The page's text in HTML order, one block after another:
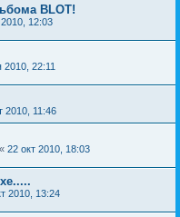
BLOT!
12:03
2010, 22:11
2010, 11:46
« 22 окт 2010, 18:03
2010, 13:24